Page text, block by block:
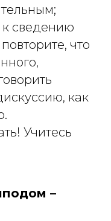
к сведению
что
как
Учитесь
–